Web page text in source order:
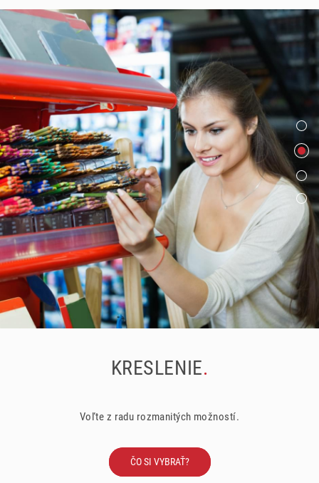
KRESLENIE.
Voľte z radu rozmanitých možností.
ČO SI VYBRAŤ?